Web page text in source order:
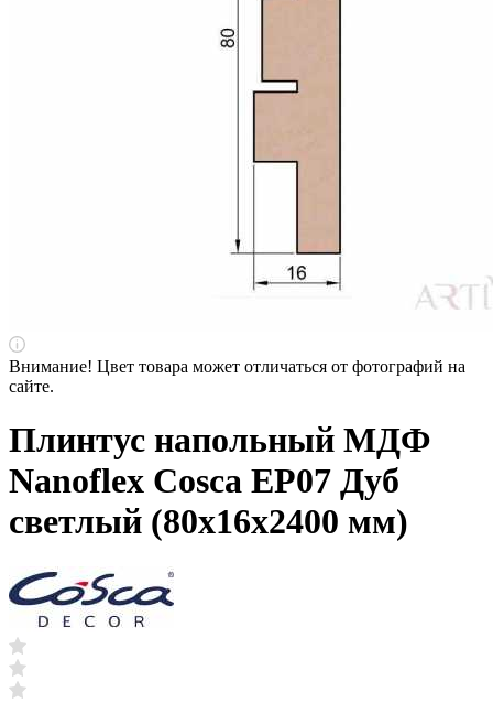
Внимание! Цвет товара может отличаться от фотографий на
сайте.
Плинтус напольный МДФ
Nanoflex Cosca ЕP07 Дуб
светлый (80х16х2400 мм)